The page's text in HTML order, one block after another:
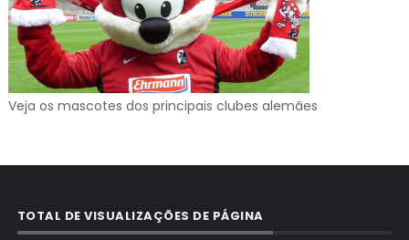
Veja os mascotes dos principais clubes alemães
TOTAL DE VISUALIZAÇÕES DE PÁGINA